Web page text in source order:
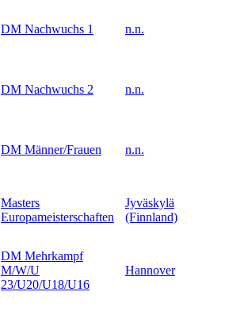
DM Nachwuchs 1 n.n.
DM Nachwuchs 2 n.n.
DM Männer/Frauen n.n.
Masters
Europameisterschaften
Jyväskylä
(Finnland)
DM Mehrkampf
M/W/U
23/U20/U18/U16
Hannover